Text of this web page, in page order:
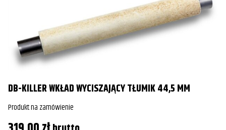
DB-KILLER WKŁAD WYCISZAJĄCY TŁUMIK 44,5 MM
Produkt na zamówienie